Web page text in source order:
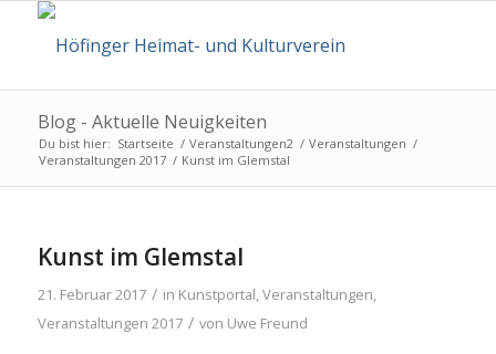
Blog - Aktuelle Neuigkeiten
Du bist hier: Startseite / Veranstaltungen2 / Veranstaltungen /
Veranstaltungen 2017 / Kunst im Glemstal
Kunst im Glemstal
21. Februar 2017 / in Kunstportal,Veranstaltungen,
Veranstaltungen 2017 / von Uwe Freund